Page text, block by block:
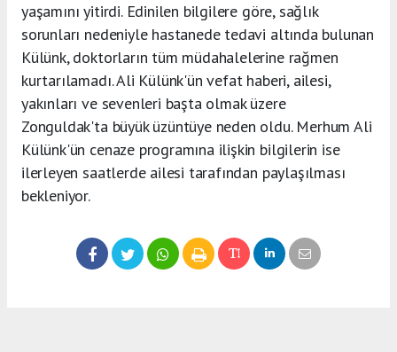
yaşamını yitirdi. Edinilen bilgilere göre, sağlık
sorunları nedeniyle hastanede tedavi altında bulunan
Külünk, doktorların tüm müdahalelerine rağmen
kurtarılamadı. Ali Külünk'ün vefat haberi, ailesi,
yakınları ve sevenleri başta olmak üzere
Zonguldak'ta büyük üzüntüye neden oldu. Merhum Ali
Külünk'ün cenaze programına ilişkin bilgilerin ise
ilerleyen saatlerde ailesi tarafından paylaşılması
bekleniyor.